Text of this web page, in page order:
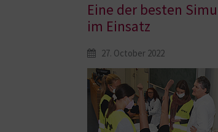
Eine der besten
im Einsatz
27. October 2022